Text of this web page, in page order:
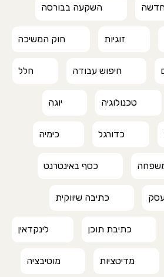
השקעה בבורסה
זוגיות חוק המשיכה
חיפוש עבודה חלל
טכנולוגיה יוגה
כדורגל כימיה
כסף באינטרנט
כתיבה שיווקית
כתיבת תוכן לינקדאין
מדיטציות מוטיבציה